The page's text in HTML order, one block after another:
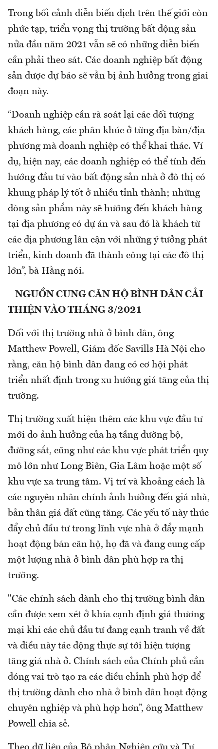
Trong bối cảnh diễn biến dịch trên thế giới còn
phức tạp, triển vọng thị trường bất động sản
nửa đầu năm 2021 vẫn sẽ có những diễn biến
cần phải theo sát. Các doanh nghiệp bất động
sản được dự báo sẽ vẫn bị ảnh hưởng trong giai
đoạn này.
“Doanh nghiệp cần rà soát lại các đối tượng
khách hàng, các phân khúc ở từng địa bàn/địa
phương mà doanh nghiệp có thể khai thác. Ví
dụ, hiện nay, các doanh nghiệp có thể tính đến
hướng đầu tư vào bất động sản nhà ở đô thị có
khung pháp lý tốt ở nhiều tỉnh thành; những
dòng sản phẩm này sẽ hướng đến khách hàng
tại địa phương có dự án và sau đó là khách từ
các địa phương lân cận với những ý tưởng phát
triển, kinh doanh đã thành công tại các đô thị
lớn”, bà Hằng nói.
NGUỒN CUNG CĂN HỘ BÌNH DÂN CẢI
THIỆN VÀO THÁNG 3/2021
Đối với thị trường nhà ở bình dân, ông
Matthew Powell, Giám đốc Savills Hà Nội cho
rằng, căn hộ bình dân đang có cơ hội phát
triển nhất định trong xu hướng giá tăng của thị
trường.
Thị trường xuất hiện thêm các khu vực đầu tư
mới do ảnh hưởng của hạ tầng đường bộ,
đường sắt, cũng như các khu vực phát triển quy
mô lớn như Long Biên, Gia Lâm hoặc một số
khu vực xa trung tâm. Vị trí và khoảng cách là
các nguyên nhân chính ảnh hưởng đến giá nhà,
bản thân giá đất cũng tăng. Các yếu tố này thúc
đẩy chủ đầu tư trong lĩnh vực nhà ở đẩy mạnh
hoạt động bán căn hộ, họ đã và đang cung cấp
một lượng nhà ở bình dân phù hợp ra thị
trường.
"Các chính sách dành cho thị trường bình dân
cần được xem xét ở khía cạnh định giá thương
mại khi các chủ đầu tư đang cạnh tranh về đất
và điều này tác động thực sự tới hiện tượng
tăng giá nhà ở. Chính sách của Chính phủ cần
đóng vai trò tạo ra các điều chỉnh phù hợp để
thị trường dành cho nhà ở bình dân hoạt động
chuyên nghiệp và phù hợp hơn”, ông Matthew
Powell chia sẻ.